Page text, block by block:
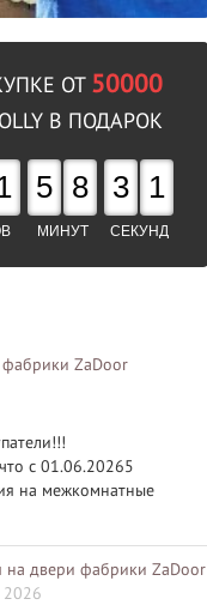
ОТ 50000
В ПОДАРОК
5 8
МИНУТ
3 0
СЕКУНД
ZaDoor
с 01.06.20265
на межкомнатные
на двери фабрики ZaDoor
2026